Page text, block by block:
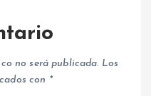
no será publicada. Los
con *